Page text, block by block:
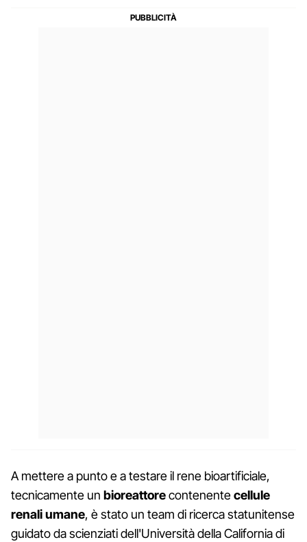
A mettere a punto e a testare il rene bioartificiale,
tecnicamente un bioreattorecontenentecellule
renali umane, è stato un team di ricerca statunitense
guidato da scienziati dell'Università della California di